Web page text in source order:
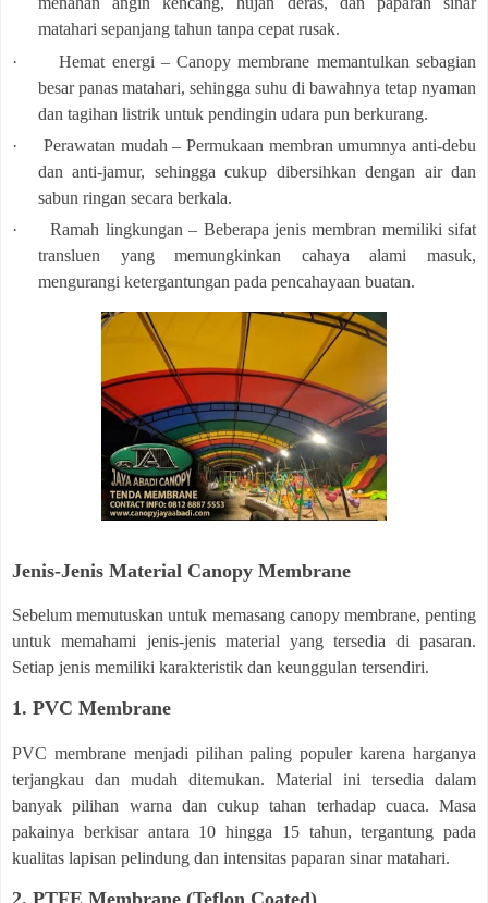
matahari sepanjang tahun tanpa cepat rusak.
·
Hemat energi – Canopy membrane memantulkan sebagian
besar panas matahari, sehingga suhu di bawahnya tetap nyaman
dan tagihan listrik untuk pendingin udara pun berkurang.
·
Perawatan mudah – Permukaan membran umumnya anti-debu
dan anti-jamur, sehingga cukup dibersihkan dengan air dan
sabun ringan secara berkala.
·
Ramah lingkungan – Beberapa jenis membran memiliki sifat
transluen yang memungkinkan cahaya alami masuk,
mengurangi ketergantungan pada pencahayaan buatan.
Jenis-Jenis Material Canopy Membrane
Sebelum memutuskan untuk memasang canopy membrane, penting
untuk memahami jenis-jenis material yang tersedia di pasaran.
Setiap jenis memiliki karakteristik dan keunggulan tersendiri.
1. PVC Membrane
PVC membrane menjadi pilihan paling populer karena harganya
terjangkau dan mudah ditemukan. Material ini tersedia dalam
banyak pilihan warna dan cukup tahan terhadap cuaca. Masa
pakainya berkisar antara 10 hingga 15 tahun, tergantung pada
kualitas lapisan pelindung dan intensitas paparan sinar matahari.
2. PTFE Membrane (Teflon Coated)